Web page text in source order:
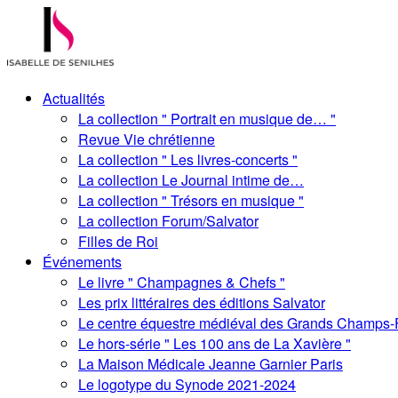
Actualités
La collection " Portrait en musique de… "
Revue Vie chrétienne
La collection " Les livres-concerts "
La collection Le Journal intime de…
La collection " Trésors en musique "
La collection Forum/Salvator
Filles de Roi
Événements
Le livre " Champagnes & Chefs "
Les prix littéraires des éditions Salvator
Le centre équestre médiéval des Grands
Le hors-série " Les 100 ans de La Xavière "
La Maison Médicale Jeanne Garnier Paris
Le logotype du Synode 2021-2024